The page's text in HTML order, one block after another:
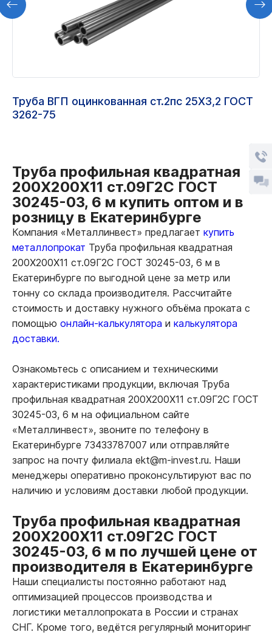
Труба ВГП оцинкованная ст.2пс 25Х3,2 ГОСТ
3262-75
Труба профильная квадратная
200Х200Х11 ст.09Г2С ГОСТ
30245-03, 6 м купить оптом и в
розницу в Екатеринбурге
Компания «Металлинвест» предлагает купить
металлопрокат Труба профильная квадратная
200Х200Х11 ст.09Г2С ГОСТ 30245-03, 6 м в
Екатеринбурге по выгодной цене за метр или
тонну со склада производителя. Рассчитайте
стоимость и доставку нужного объёма проката с
помощью онлайн-калькулятора и калькулятора
доставки.
Ознакомьтесь с описанием и техническими
характеристиками продукции, включая Труба
профильная квадратная 200Х200Х11 ст.09Г2С ГОСТ
30245-03, 6 м на официальном сайте
«Металлинвест», звоните по телефону в
Екатеринбурге 73433787007 или отправляйте
запрос на почту филиала ekt@m-invest.ru. Наши
менеджеры оперативно проконсультируют вас по
наличию и условиям доставки любой продукции.
Труба профильная квадратная
200Х200Х11 ст.09Г2С ГОСТ
30245-03, 6 м по лучшей цене от
производителя в Екатеринбурге
Наши специалисты постоянно работают над
оптимизацией процессов производства и
логистики металлопроката в России и странах
СНГ. Кроме того, ведётся регулярный мониторинг